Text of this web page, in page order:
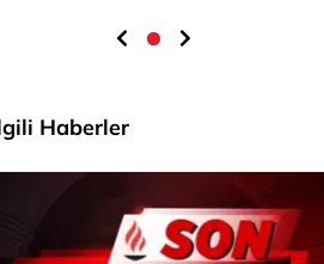
Haberler